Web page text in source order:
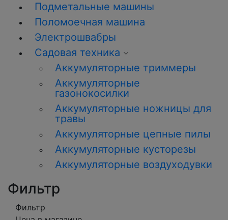
Подметальные машины
Поломоечная машина
Электрошвабры
Садовая техника
Аккумуляторные триммеры
Аккумуляторные
газонокосилки
Аккумуляторные ножницы для
травы
Аккумуляторные цепные пилы
Аккумуляторные кусторезы
Аккумуляторные воздуходувки
Фильтр
Фильтр